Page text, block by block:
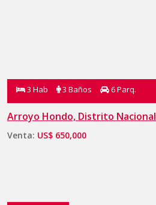
3 Hab 3 Baños 6 Parq.
Arroyo Hondo, Distrito Nacional
Venta: US$ 650,000